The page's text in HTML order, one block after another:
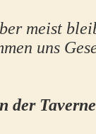
meist
uns
der